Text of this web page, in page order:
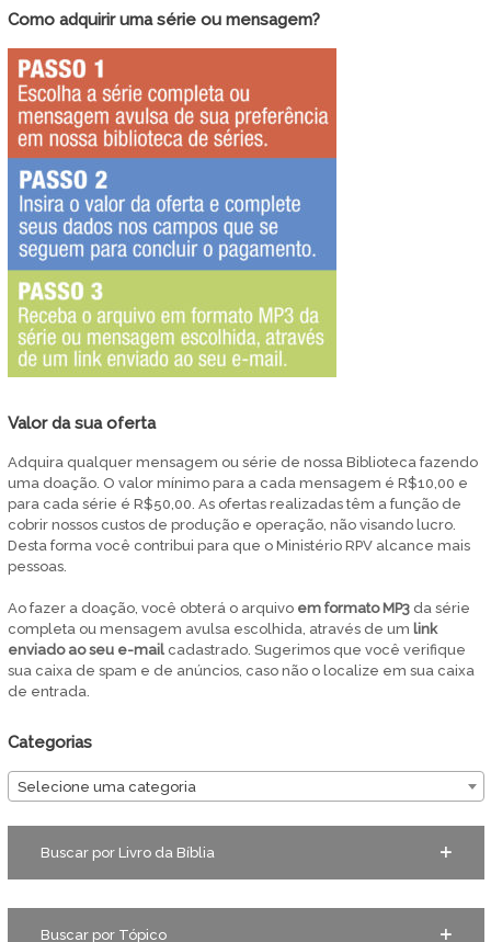
Como adquirir uma série ou mensagem?
Valor da sua oferta
Adquira qualquer mensagem ou série de nossa Biblioteca fazendo
uma doação. O valor mínimo para a cada mensagem é R$10,00 e
para cada série é R$50,00. As ofertas realizadas têm a função de
cobrir nossos custos de produção e operação, não visando lucro.
Desta forma você contribui para que o Ministério RPV alcance mais
pessoas.
Ao fazer a doação, você obterá o arquivo em formato MP3da série
completa ou mensagem avulsa escolhida, através de um link
enviado ao seu e-mailcadastrado. Sugerimos que você verifique
sua caixa de spam e de anúncios, caso não o localize em sua caixa
de entrada.
Categorias
Selecione uma categoria
Buscar por Livro da Bíblia
Buscar por Tópico